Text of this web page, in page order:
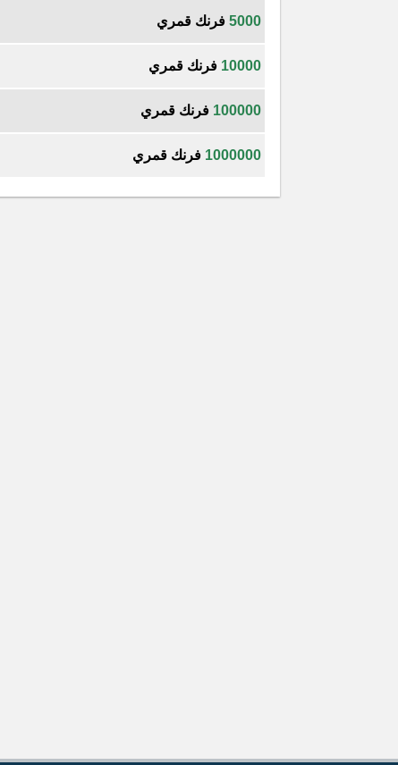
5000 فرنك قمري
10000 فرنك قمري
100000 فرنك قمري
1000000 فرنك قمري